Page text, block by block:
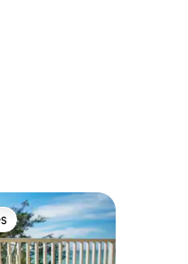
avaliações